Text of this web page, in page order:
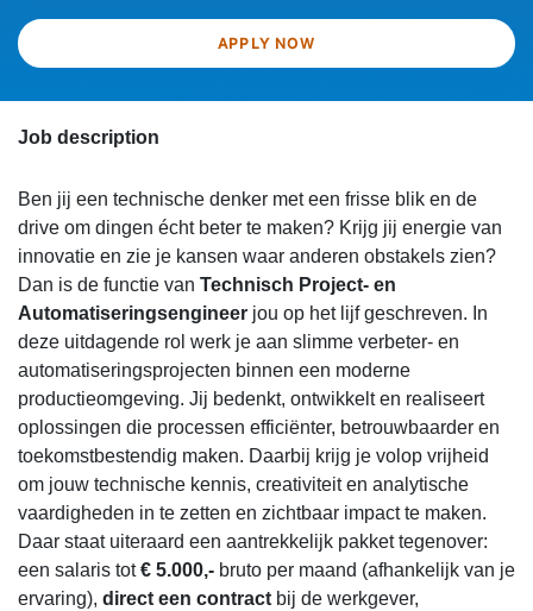
APPLY NOW
Job description
Ben jij een technische denker met een frisse blik en de
drive om dingen écht beter te maken? Krijg jij energie van
innovatie en zie je kansen waar anderen obstakels zien?
Dan is de functie van Technisch Project- en
Automatiseringsengineer jou op het lijf geschreven. In
deze uitdagende rol werk je aan slimme verbeter- en
automatiseringsprojecten binnen een moderne
productieomgeving. Jij bedenkt, ontwikkelt en realiseert
oplossingen die processen efficiënter, betrouwbaarder en
toekomstbestendig maken. Daarbij krijg je volop vrijheid
om jouw technische kennis, creativiteit en analytische
vaardigheden in te zetten en zichtbaar impact te maken.
Daar staat uiteraard een aantrekkelijk pakket tegenover:
een salaris tot€ 5.000,- bruto per maand (afhankelijk van je
ervaring), direct een contract bij de werkgever,